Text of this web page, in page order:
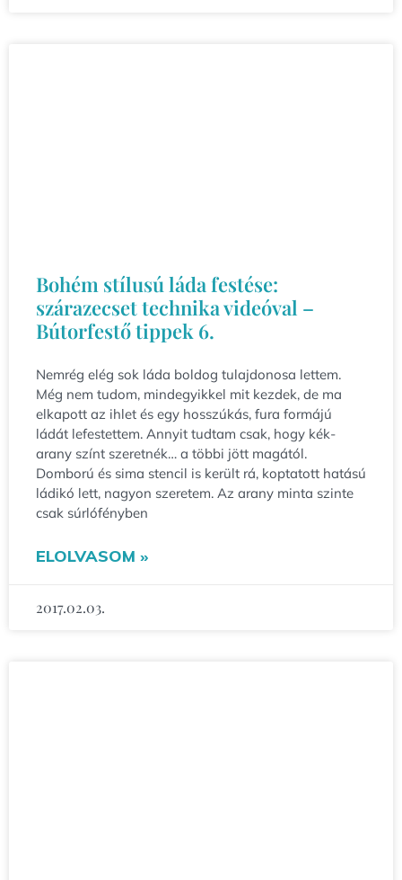
Bohém stílusú láda festése:
szárazecset technika videóval –
Bútorfestő tippek 6.
Nemrég elég sok láda boldog tulajdonosa lettem.
Még nem tudom, mindegyikkel mit kezdek, de ma
elkapott az ihlet és egy hosszúkás, fura formájú
ládát lefestettem. Annyit tudtam csak, hogy kék-
arany színt szeretnék… a többi jött magától.
Domború és sima stencil is került rá, koptatott hatású
ládikó lett, nagyon szeretem. Az arany minta szinte
csak súrlófényben
ELOLVASOM »
2017.02.03.